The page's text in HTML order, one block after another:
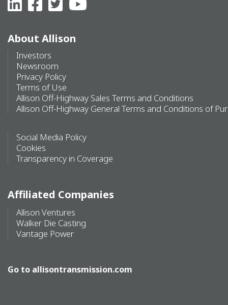
About Allison
Investors
Newsroom
Privacy Policy
Terms of Use
Allison Off-Highway Sales Terms and Conditions
Allison Off-Highway General Terms and Conditions of
Social Media Policy
Cookies
Transparency in Coverage
Affiliated Companies
Allison Ventures
Walker Die Casting
Vantage Power
Go to allisontransmission.com